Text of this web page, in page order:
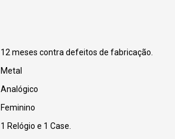
12 meses contra defeitos de fabricação.
Metal
Analógico
Feminino
1 Relógio e 1 Case.